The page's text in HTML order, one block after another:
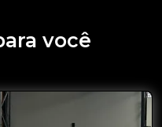
você